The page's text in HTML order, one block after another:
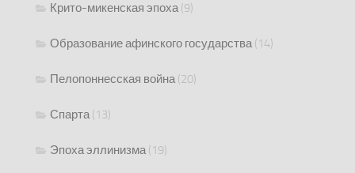
Крито-микенская эпоха(9)
Образование афинского государства(14)
Пелопоннесская война(20)
Спарта(13)
Эпоха эллинизма(19)